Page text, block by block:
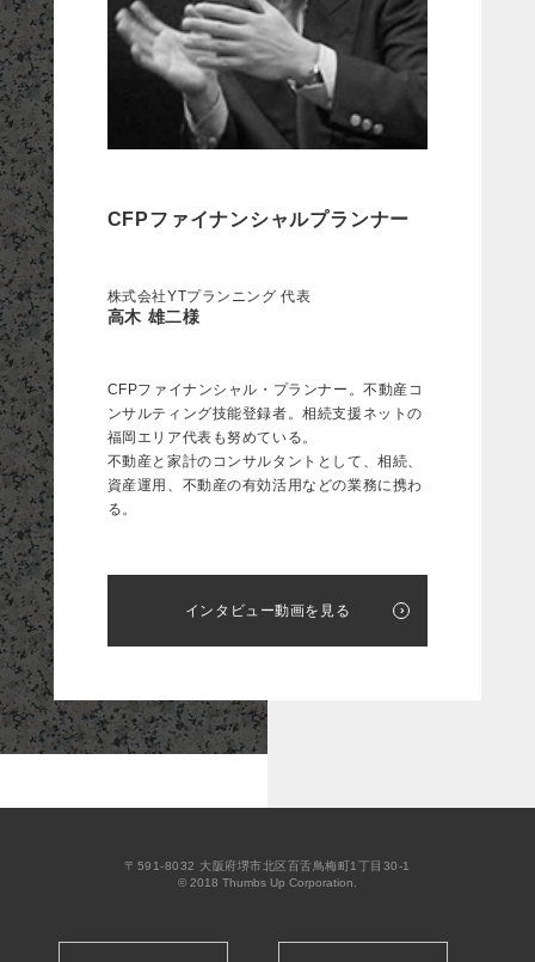
CFPファイナンシャルプランナー
株式会社YTプランニング 代表
高木 雄二様
CFPファイナンシャル・プランナー。不動産コ
ンサルティング技能登録者。相続支援ネットの
福岡エリア代表も努めている。
不動産と家計のコンサルタントとして、相続、
資産運用、不動産の有効活用などの業務に携わ
る。
インタビュー動画を見る
〒591-8032 大阪府堺市北区百舌鳥梅町1丁目30-1
© 2018 Thumbs Up Corporation.